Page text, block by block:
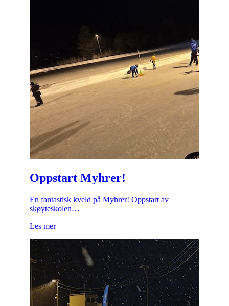
Oppstart Myhrer!
En fantastisk kveld på Myhrer! Oppstart av
skøyteskolen…
Les mer